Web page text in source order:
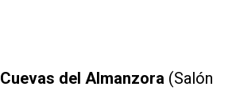
Cuevas del Almanzora (Salón